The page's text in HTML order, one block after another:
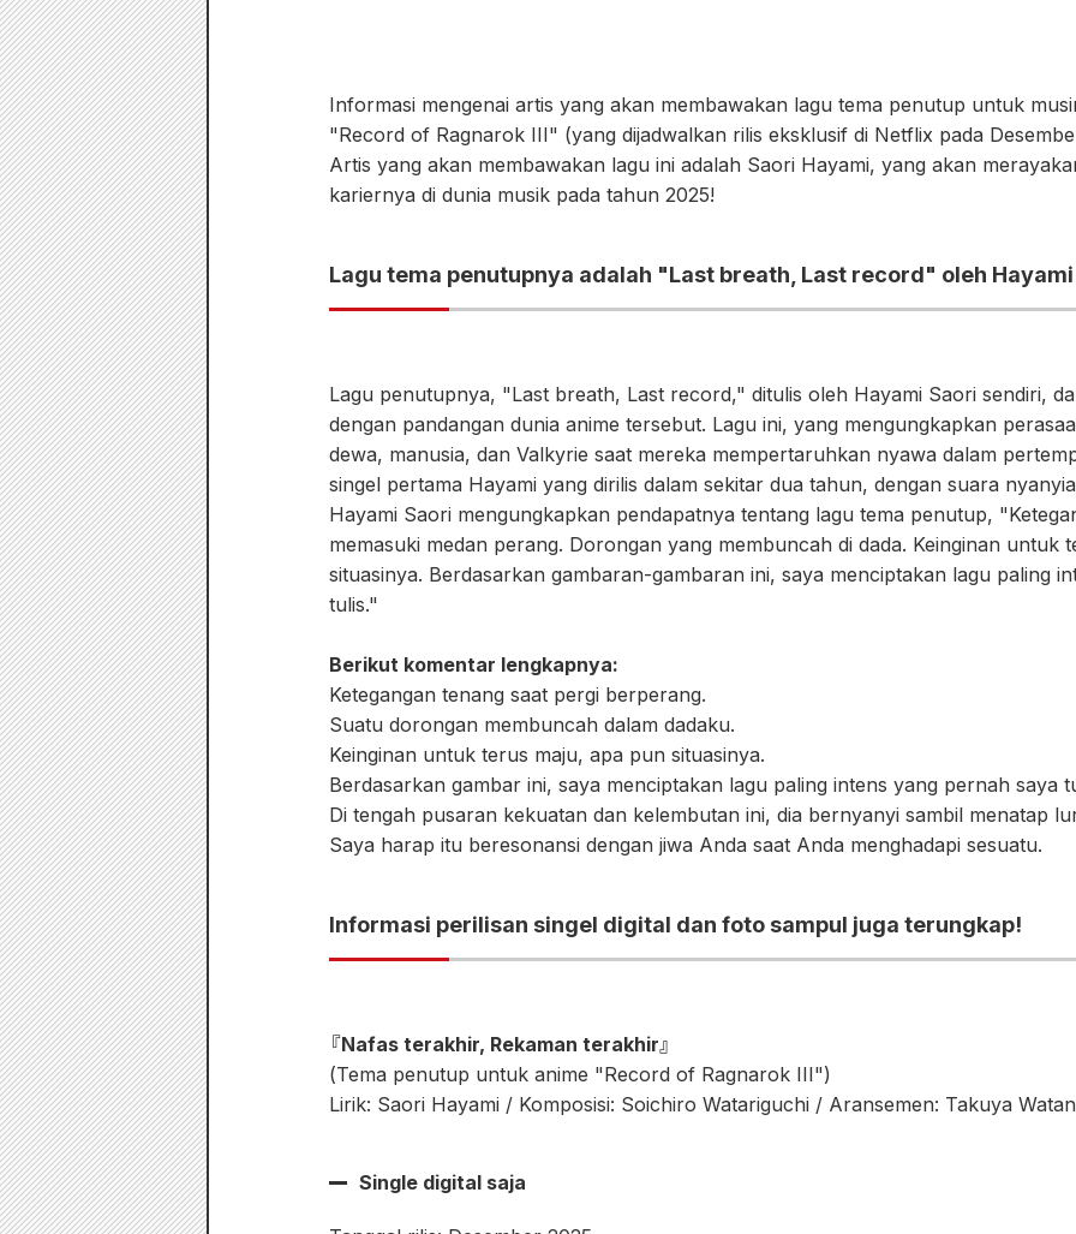
Informasi mengenai artis yang akan membawakan lagu tema penutup untuk
"Record of Ragnarok III" (yang dijadwalkan rilis eksklusif di Netflix pada
Artis yang akan membawakan lagu ini adalah Saori Hayami, yang akan
kariernya di dunia musik pada tahun 2025!
Lagu tema penutupnya adalah "Last breath, Last record" oleh
Lagu penutupnya, "Last breath, Last record," ditulis oleh Hayami Saori sendiri,
dengan pandangan dunia anime tersebut. Lagu ini, yang mengungkapkan
dewa, manusia, dan Valkyrie saat mereka mempertaruhkan nyawa dalam
singel pertama Hayami yang dirilis dalam sekitar dua tahun, dengan suara
Hayami Saori mengungkapkan pendapatnya tentang lagu tema penutup,
memasuki medan perang. Dorongan yang membuncah di dada. Keinginan untuk
situasinya. Berdasarkan gambaran-gambaran ini, saya menciptakan lagu paling
tulis."
Berikut komentar lengkapnya:
Ketegangan tenang saat pergi berperang.
Suatu dorongan membuncah dalam dadaku.
Keinginan untuk terus maju, apa pun situasinya.
Berdasarkan gambar ini, saya menciptakan lagu paling intens yang pernah saya
Di tengah pusaran kekuatan dan kelembutan ini, dia bernyanyi sambil menatap
Saya harap itu beresonansi dengan jiwa Anda saat Anda menghadapi sesuatu.
Informasi perilisan singel digital dan foto sampul juga terungkap!
『Nafas terakhir, Rekaman terakhir』
(Tema penutup untuk anime "Record of Ragnarok III")
Lirik: Saori Hayami / Komposisi: Soichiro Watariguchi / Aransemen: Takuya
Single digital saja